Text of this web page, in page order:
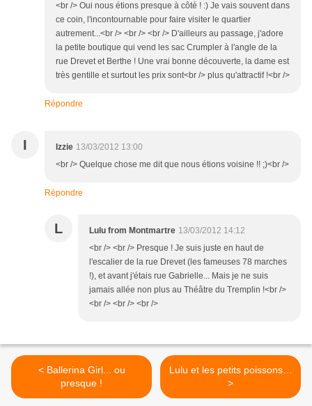
<br /> Oui nous étions presque à côté ! :) Je vais souvent dans
ce coin, l'incontournable pour faire visiter le quartier
autrement...<br /> <br /> <br /> D'ailleurs au passage, j'adore
la petite boutique qui vend les sac Crumpler à l'angle de la
rue Drevet et Berthe ! Une vrai bonne découverte, la dame est
très gentille et surtout les prix sont<br /> plus qu'attractif !<br />
Répondre
I Izzie 13/03/2012 13:00
<br /> Quelque chose me dit que nous étions voisine !! ;)<br />
Répondre
L Lulu from Montmartre 13/03/2012 14:12
<br /> <br /> Presque ! Je suis juste en haut de
l'escalier de la rue Drevet (les fameuses 78 marches
!), et avant j'étais rue Gabrielle... Mais je ne suis
jamais allée non plus au Théâtre du Tremplin !<br />
<br /> <br /> <br />
< Ballerina Girl... ou
presque !
Lulu et les petits poissons…
>